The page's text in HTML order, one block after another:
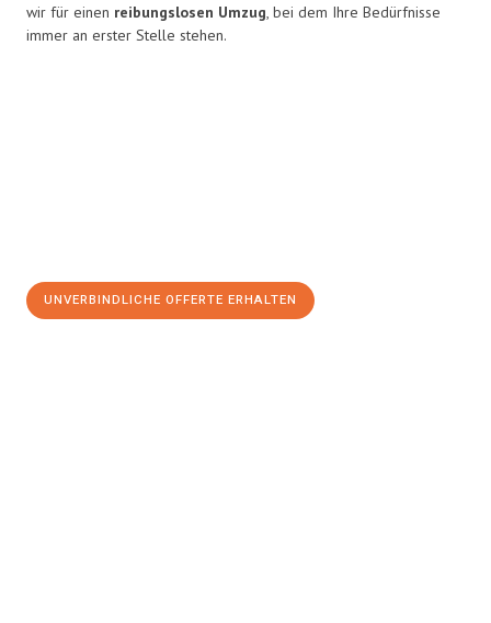
wir für einen reibungslosen Umzug, bei dem Ihre Bedürfnisse
immer an erster Stelle stehen.
UNVERBINDLICHE OFFERTE ERHALTEN